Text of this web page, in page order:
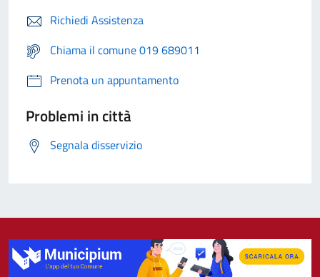
Richiedi Assistenza
Chiama il comune 019 689011
Prenota un appuntamento
Problemi in città
Segnala disservizio